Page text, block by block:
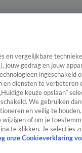
en vergelijkbare
jouw gedrag en jouw
ingeschakeld
en diensten te verbeteren
keuze opslaan”
We gebruiken
en veilig te
of om je
te klikken. Je selecties
onze Cookieverklaring